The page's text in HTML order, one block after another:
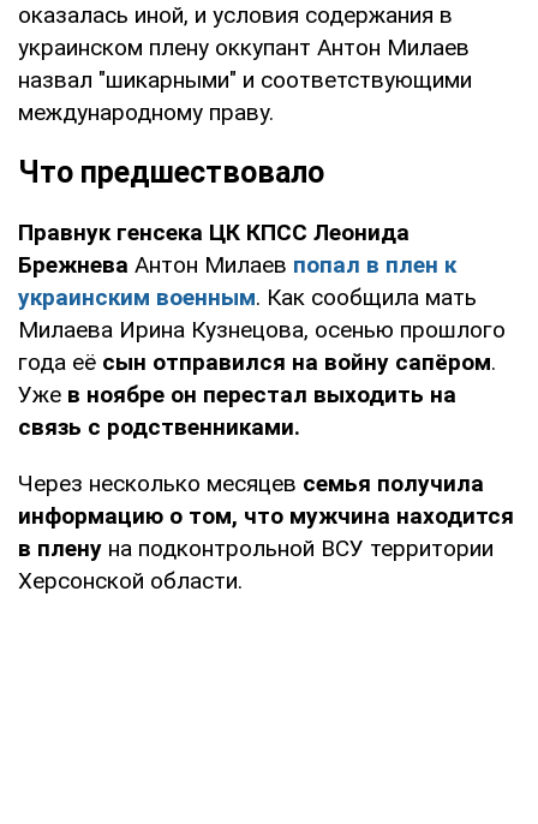
оказалась иной, и условия содержания в
украинском плену оккупант Антон Милаев
назвал "шикарными" и соответствующими
международному праву.
Что предшествовало
Правнук генсека ЦК КПСС Леонида
Брежнева Антон Милаев попал в плен к
украинским военным. Как сообщила мать
Милаева Ирина Кузнецова, осенью прошлого
года её сын отправился на войну сапёром.
Уже в ноябре он перестал выходить на
связь с родственниками.
Через несколько месяцев семья получила
информацию о том, что мужчина находится
в плену на подконтрольной ВСУ территории
Херсонской области.